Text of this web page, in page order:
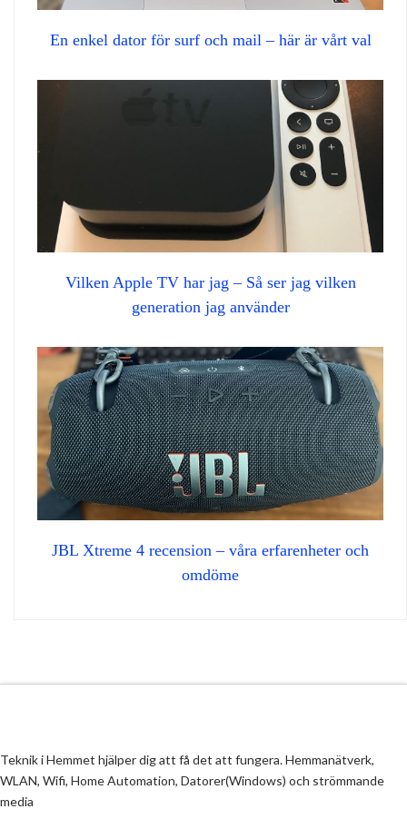
En enkel dator för surf och mail – här är vårt val
Vilken Apple TV har jag – Så ser jag vilken
generation jag använder
JBL Xtreme 4 recension – våra erfarenheter och
omdöme
Teknik i Hemmet hjälper dig att få det att fungera. Hemmanätverk,
WLAN, Wifi, Home Automation, Datorer(Windows) och strömmande
media